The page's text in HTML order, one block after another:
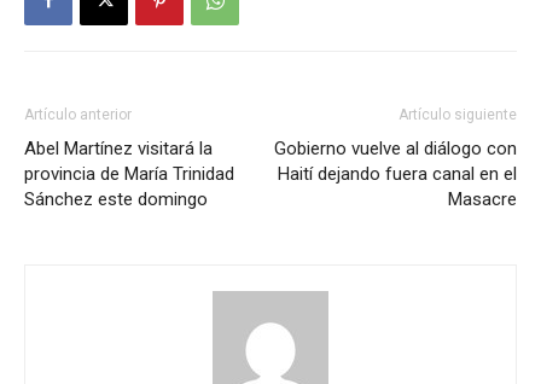
Artículo anterior
Abel Martínez visitará la
provincia de María Trinidad
Sánchez este domingo
Artículo siguiente
Gobierno vuelve al diálogo con
Haití dejando fuera canal en el
Masacre